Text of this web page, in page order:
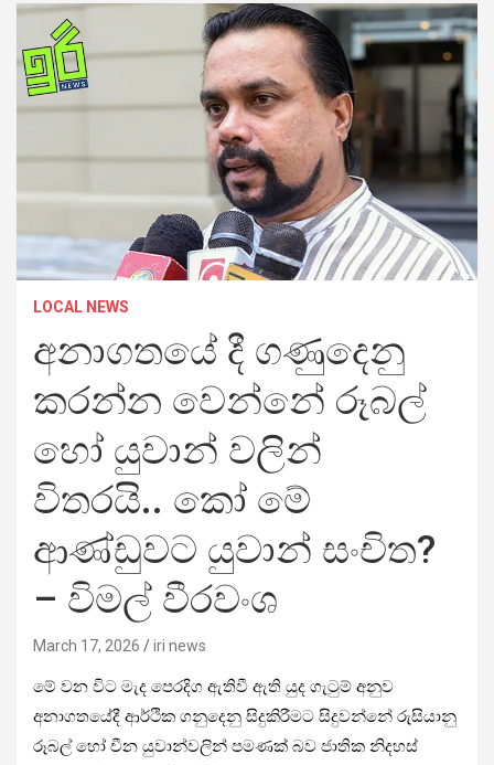
LOCAL NEWS
අනාගතයේ දී ගණුදෙනු
කරන්න වෙන්නේ රූබල්
හෝ යුවාන් වලින්
විතරයි.. කෝ මේ
ආණ්ඩුවට යුවාන් සංචිත?
– විමල් වීරවංශ
March 17, 2026 iri news
මේ වන විට මැද පෙරදිග ඇතිවී ඇති යුද ගැටුම් අනුව
අනාගතයේදී ආර්ථික ගනුදෙනු සිදුකිරීමට සිදුවන්නේ රුසියානු
රූබල් හෝ චීන යුවාන්වලින් පමණක් බව ජාතික නිදහස්